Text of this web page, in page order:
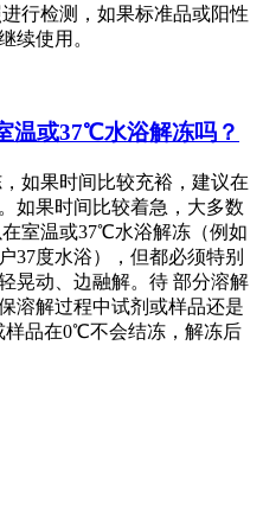
行检测，如果标准品或阳性
续使用。
温或37℃水浴解冻吗？
如果时间比较充裕，建议在
如果时间比较着急，大多数
室温或37℃水浴解冻（例如
37度水浴），但都必须特别
晃动、边融解。待 部分溶解
溶解过程中试剂或样品还是
品在0℃不会结冻，解冻后